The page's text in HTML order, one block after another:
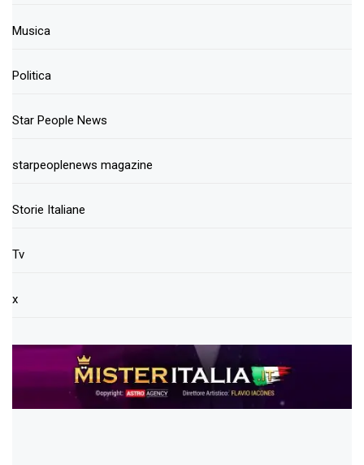
Musica
Politica
Star People News
starpeoplenews magazine
Storie Italiane
Tv
x